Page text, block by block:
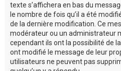
texte s’affichera en bas du
le nombre de fois qu’il a été
de la dernière modification. Ce
modérateur ou un administrateur
cependant ils ont la possibilité de
ont modifié le message de leur
utilisateurs ne peuvent pas